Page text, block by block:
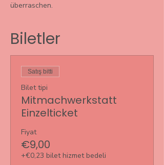
überraschen.
Biletler
Satış bitti
Bilet tipi
Mitmachwerkstatt
Einzelticket
Fiyat
€9,00
+€0,23 bilet hizmet bedeli